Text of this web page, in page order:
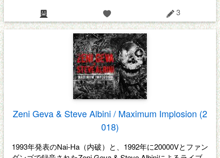
3
Zeni Geva & Steve Albini / Maximum Implosion (2
018)
1993年発表のNai-Ha（内破）と、1992年に20000Vとファン